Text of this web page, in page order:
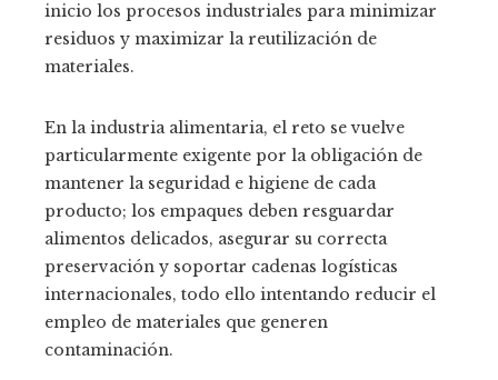
inicio los procesos industriales para minimizar
residuos y maximizar la reutilización de
materiales.
En la industria alimentaria, el reto se vuelve
particularmente exigente por la obligación de
mantener la seguridad e higiene de cada
producto; los empaques deben resguardar
alimentos delicados, asegurar su correcta
preservación y soportar cadenas logísticas
internacionales, todo ello intentando reducir el
empleo de materiales que generen
contaminación.